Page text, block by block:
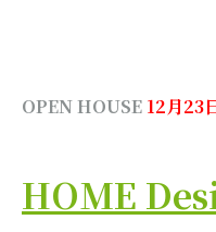
OPEN HOUSE 12月23
HOME